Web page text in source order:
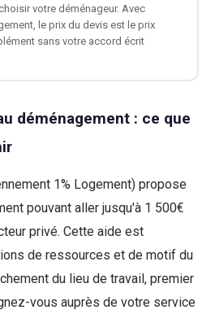
votre déménageur. Avec
le prix du devis est le prix
sans votre accord écrit
déménagement : ce que
1% Logement) propose
pouvant aller jusqu'à 1 500€
privé. Cette aide est
de ressources et de motif du
du lieu de travail, premier
vous auprès de votre service